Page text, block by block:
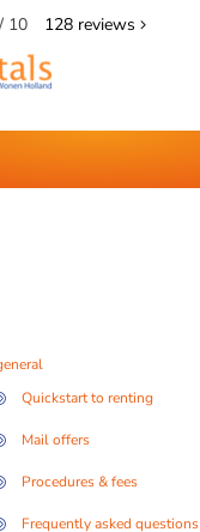
10 128reviews
Quickstart to renting
Mail offers
Procedures & fees
Frequently asked questions